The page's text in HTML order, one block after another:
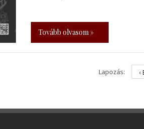
Tovább olvasom »
Lapozás: